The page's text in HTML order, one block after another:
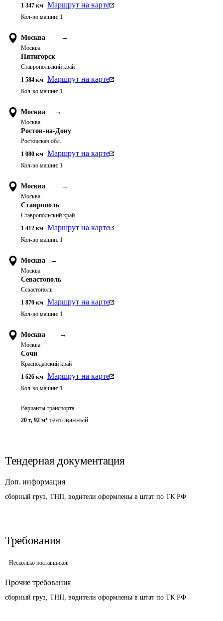
1 347 км Маршрут на карте
Кол-во машин: 1
Москва →
Москва
Пятигорск
Ставропольский край
1 584 км Маршрут на карте
Кол-во машин: 1
Москва →
Москва
Ростов-на-Дону
Ростовская обл.
1 080 км Маршрут на карте
Кол-во машин: 1
Москва →
Москва
Ставрополь
Ставропольский край
1 412 км Маршрут на карте
Кол-во машин: 1
Москва →
Москва
Севастополь
Севастополь
1 870 км Маршрут на карте
Кол-во машин: 1
Москва →
Москва
Сочи
Краснодарский край
1 626 км Маршрут на карте
Кол-во машин: 1
Варианты транспорта
20 т, 92 м³ тентованный
Тендерная документация
Доп. информация
сборный груз, ТНП, водители оформлены в штат по ТК РФ
Требования
Несколько поставщиков
Прочие требования
сборный груз, ТНП, водители оформлены в штат по ТК РФ